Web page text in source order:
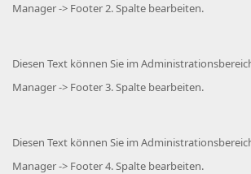
Manager -> Footer 2. Spalte bearbeiten.
Diesen Text können Sie im
Manager -> Footer 3. Spalte bearbeiten.
Diesen Text können Sie im
Manager -> Footer 4. Spalte bearbeiten.